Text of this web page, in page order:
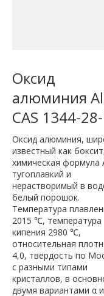
Оксид
алюминия
CAS 1344-
Оксид алюминия,
известный как
химическая формула
тугоплавкий и
нерастворимый в
белый порошок.
Температура
2015 ℃, температура
кипения 2980 ℃,
относительная
4,0, твердость по
с разными типами
кристаллов, в
двумя вариантами α